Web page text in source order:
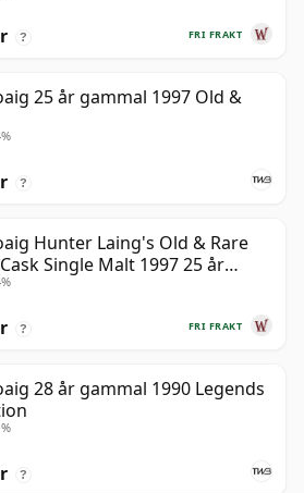
FRI FRAKT
?
25 år gammal 1997 Old &
?
Hunter Laing's Old & Rare
Single Malt 1997 25 år
FRI FRAKT
?
28 år gammal 1990 Legends
?